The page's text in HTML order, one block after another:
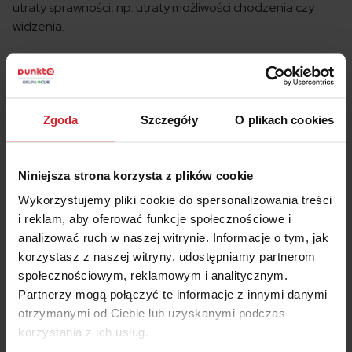
Zgoda Szczegóły O plikach cookies
Niniejsza strona korzysta z plików cookie
Wykorzystujemy pliki cookie do spersonalizowania treści
i reklam, aby oferować funkcje społecznościowe i
analizować ruch w naszej witrynie. Informacje o tym, jak
korzystasz z naszej witryny, udostępniamy partnerom
społecznościowym, reklamowym i analitycznym.
Partnerzy mogą połączyć te informacje z innymi danymi
otrzymanymi od Ciebie lub uzyskanymi podczas
korzystania z ich usług.
utraty sprawności, np. utraty możliwości chodzenia czy
widzenia.
8. Warta – Dla Ciebie i Rodziny
przedstawiać. W ofercie tego renomowanego
towarzystwa znajdziemy ubezpieczenie na życie „Dla
rodziców z dziećmi, ale nie tylko. To także jedna z dwóch w
naszym rankingu polis dla osób powyżej 71 lat.
Główne cechy polisy „Dla Ciebie i Rodziny”:
wysokość sumy ubezpieczenia: od 10 000 do 150 000
zł
minimalny czas trwania polisy: 1 ro,
oferta dla osób w wieku 18-80 lat,
miesięczna składka od 59 zł.